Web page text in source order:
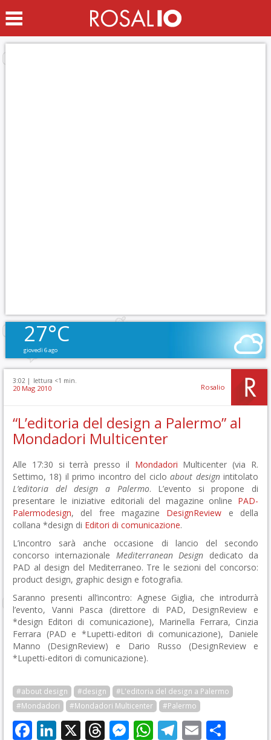
27°C
giovedì 6 ago
3:02 | lettura <1 min.
20 Mag 2010 Rosalio
“L’editoria del design a Palermo” al
Mondadori Multicenter
Alle 17:30 si terrà presso il Mondadori Multicenter (via R.
Settimo, 18) il primo incontro del cicloabout designintitolato
L’editoria del design a Palermo. L’evento si propone di
presentare le iniziative editoriali del magazine online PAD-
Palermodesign, del free magazine DesignReview e della
collana *design di Editori di comunicazione.
L’incontro sarà anche occasione di lancio del secondo
concorso internazionale Mediterranean Design dedicato da
PAD al design del Mediterraneo. Tre le sezioni del concorso:
product design, graphic design e fotografia.
Saranno presenti all’incontro: Agnese Giglia, che introdurrà
l’evento, Vanni Pasca (direttore di PAD, DesignReview e
*design Editori di comunicazione), Marinella Ferrara, Cinzia
Ferrara (PAD e *Lupetti-editori di comunicazione), Daniele
Manno (DesignReview) e Dario Russo (DesignReview e
*Lupetti-editori di comunicazione).
#about design #design
#L'editoria del design a Palermo
#Mondadori
#Mondadori Multicenter #Palermo
Facebook
LinkedIn
X Threads
Messenger
WhatsApp
Telegram
Email